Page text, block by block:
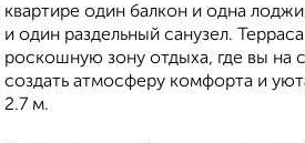
квартире один балкон и одна
и один раздельный санузел.
роскошную зону отдыха, где вы на
создать атмосферу комфорта и
2.7 м.